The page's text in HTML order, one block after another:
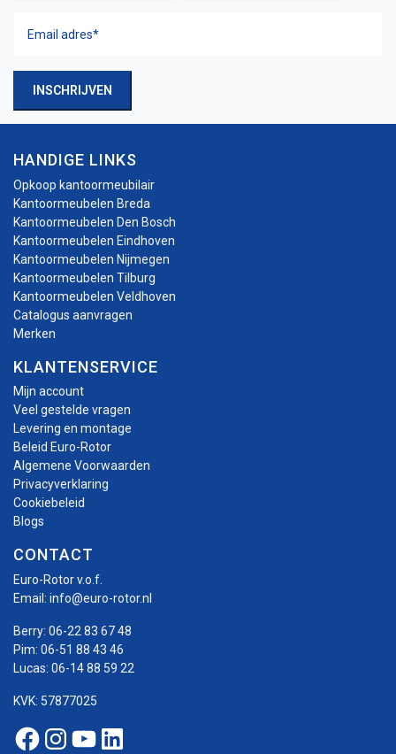
adres(Vereist)
INSCHRIJVEN
HANDIGE LINKS
Opkoop kantoormeubilair
Kantoormeubelen Breda
Kantoormeubelen Den Bosch
Kantoormeubelen Eindhoven
Kantoormeubelen Nijmegen
Kantoormeubelen Tilburg
Kantoormeubelen Veldhoven
Catalogus aanvragen
Merken
KLANTENSERVICE
Mijn account
Veel gestelde vragen
Levering en montage
Beleid Euro-Rotor
Algemene Voorwaarden
Privacyverklaring
Cookiebeleid
Blogs
CONTACT
Euro-Rotor v.o.f.
Email: info@euro-rotor.nl
Berry: 06-22 83 67 48
Pim: 06-51 88 43 46
Lucas: 06-14 88 59 22
KVK: 57877025
Facebook Euro-rotor
Instagram Euro-rotor
Youtube Euro-rotor
Linkedin Euro-rotor